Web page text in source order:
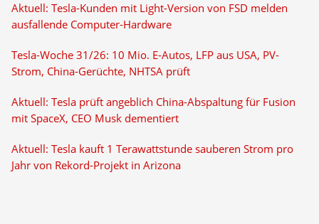
Aktuell: Tesla-Kunden mit Light-Version von FSD melden
ausfallende Computer-Hardware
Tesla-Woche 31/26: 10 Mio. E-Autos, LFP aus USA, PV-
Strom, China-Gerüchte, NHTSA prüft
Aktuell: Tesla prüft angeblich China-Abspaltung für Fusion
mit SpaceX, CEO Musk dementiert
Aktuell: Tesla kauft 1 Terawattstunde sauberen Strom pro
Jahr von Rekord-Projekt in Arizona